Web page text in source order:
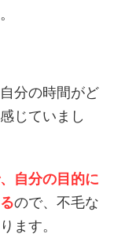
分の時間がど
じていまし
自分の目的に
ので、不毛な
ます。